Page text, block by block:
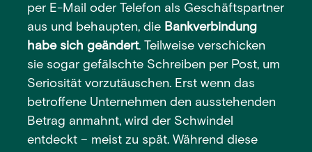
per E-Mail oder Telefon als Geschäftspartner
aus und behaupten, die Bankverbindung
habe sich geändert. Teilweise verschicken
sie sogar gefälschte Schreiben per Post, um
Seriosität vorzutäuschen. Erst wenn das
betroffene Unternehmen den ausstehenden
Betrag anmahnt, wird der Schwindel
entdeckt – meist zu spät. Während diese